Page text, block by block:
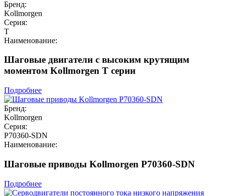
Бренд:
Kollmorgen
Серия:
T
Наименование:
Шаговые двигатели с высоким крутящим
моментом Kollmorgen T серии
Подробнее
Бренд:
Kollmorgen
Серия:
P70360-SDN
Наименование:
Шаговые приводы Kollmorgen P70360-SDN
Подробнее